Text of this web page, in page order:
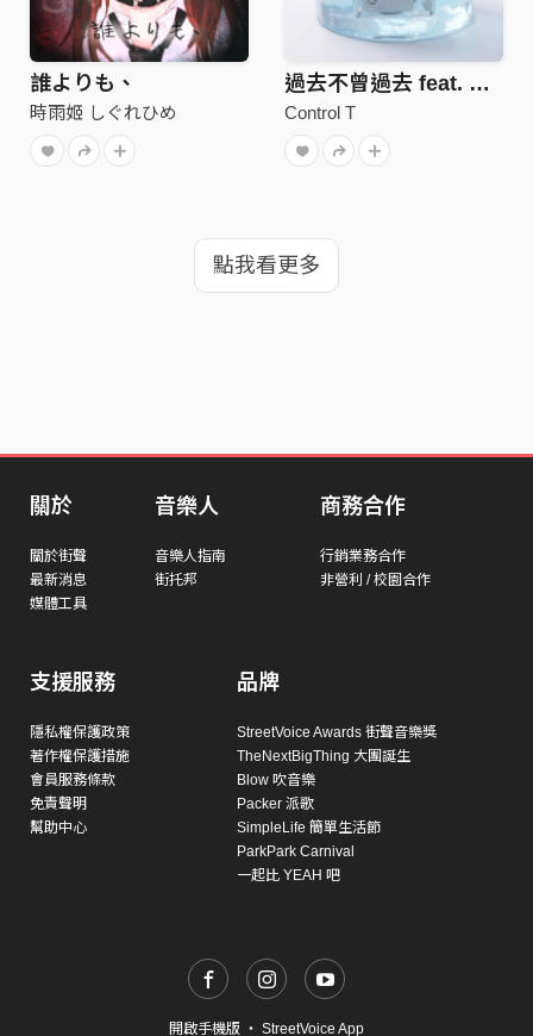
誰よりも、
時雨姬 しぐれひめ
過去不曾過去 feat. 理想混蛋 雞丁
Control T
點我看更多
關於
關於街聲
最新消息
媒體工具
音樂人
音樂人指南
街托邦
商務合作
行銷業務合作
非營利 / 校園合作
支援服務
隱私權保護政策
著作權保護措施
會員服務條款
免責聲明
幫助中心
品牌
StreetVoice Awards 街聲音樂獎
TheNextBigThing 大團誕生
Blow 吹音樂
Packer 派歌
SimpleLife 簡單生活節
ParkPark Carnival
一起比 YEAH 吧
開啟手機版 ・ StreetVoice App